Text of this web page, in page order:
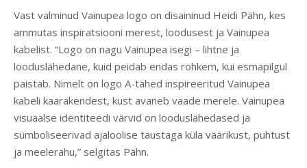
Vast valminud Vainupea logo on disaininud Heidi Pähn, kes
ammutas inspiratsiooni merest, loodusest ja Vainupea
kabelist. “Logo on nagu Vainupea isegi – lihtne ja
looduslähedane, kuid peidab endas rohkem, kui esmapilgul
paistab. Nimelt on logo A-tähed inspireeritud Vainupea
kabeli kaarakendest, kust avaneb vaade merele. Vainupea
visuaalse identiteedi värvid on looduslähedased ja
sümboliseerivad ajaloolise taustaga küla väärikust, puhtust
ja meelerahu,” selgitas Pähn.